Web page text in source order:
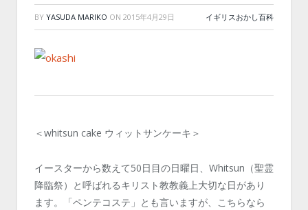
BY YASUDA MARIKO ON 2015年4月29日 イギリスおかし百科
＜whitsun cake ウィットサンケーキ＞
イースターから数えて50日目の日曜日、Whitsun（聖霊
降臨祭）と呼ばれるキリスト教教義上大切な日があり
ます。「ペンテコステ」とも言いますが、こちらなら